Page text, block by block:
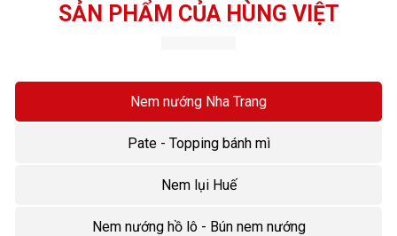
SẢN PHẨM CỦA HÙNG VIỆT
Nem nướng Nha Trang
Pate - Topping bánh mì
Nem lụi Huế
Nem nướng hồ lô - Bún nem nướng